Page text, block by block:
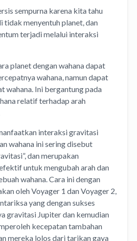
sempurna karena kita tahu
tidak menyentuh planet, dan
terjadi melalui interaksi
planet dengan wahana dapat
wahana, namun dapat
wahana. Ini bergantung pada
relatif terhadap arah
interaksi gravitasi
wahana ini sering disebut
dan merupakan
untuk mengubah arah dan
wahana. Cara ini dengan
oleh Voyager 1 dan Voyager 2,
yang dengan sukses
gravitasi Jupiter dan kemudian
kecepatan tambahan
mereka lolos dari tarikan gaya